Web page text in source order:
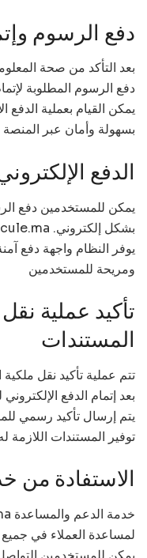
دفع الرسوم
بعد التأكد من صحة
دفع الرسوم المطلوبة
بسهولة وأمان عبر المنصة
الدفع
يمكن للمستخدمين دفع
يوفر النظام واجهة دفع
ومريحة للمستخدمين
تأكيد عملية
المستندات
تتم عملية تأكيد نقل
يتم إرسال تأكيد رسمي
توفير المستندات
الاستفادة من
لمساعدة العملاء في